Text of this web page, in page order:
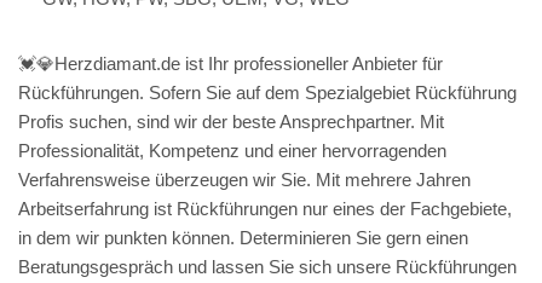
💓️💎Herzdiamant.de ist Ihr professioneller Anbieter für
Rückführungen. Sofern Sie auf dem Spezialgebiet Rückführung
Profis suchen, sind wir der beste Ansprechpartner. Mit
Professionalität, Kompetenz und einer hervorragenden
Verfahrensweise überzeugen wir Sie. Mit mehrere Jahren
Arbeitserfahrung ist Rückführungen nur eines der Fachgebiete,
in dem wir punkten können. Determinieren Sie gern einen
Beratungsgespräch und lassen Sie sich unsere Rückführungen